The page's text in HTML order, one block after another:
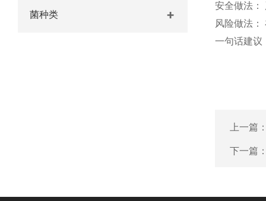
菌种类
安全做法：
风险做法
一句话建议
上一篇
下一篇